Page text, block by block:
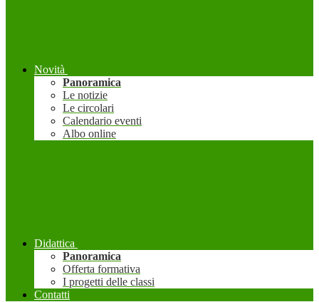
Novità
Panoramica
Le notizie
Le circolari
Calendario eventi
Albo online
Didattica
Panoramica
Offerta formativa
I progetti delle classi
Contatti